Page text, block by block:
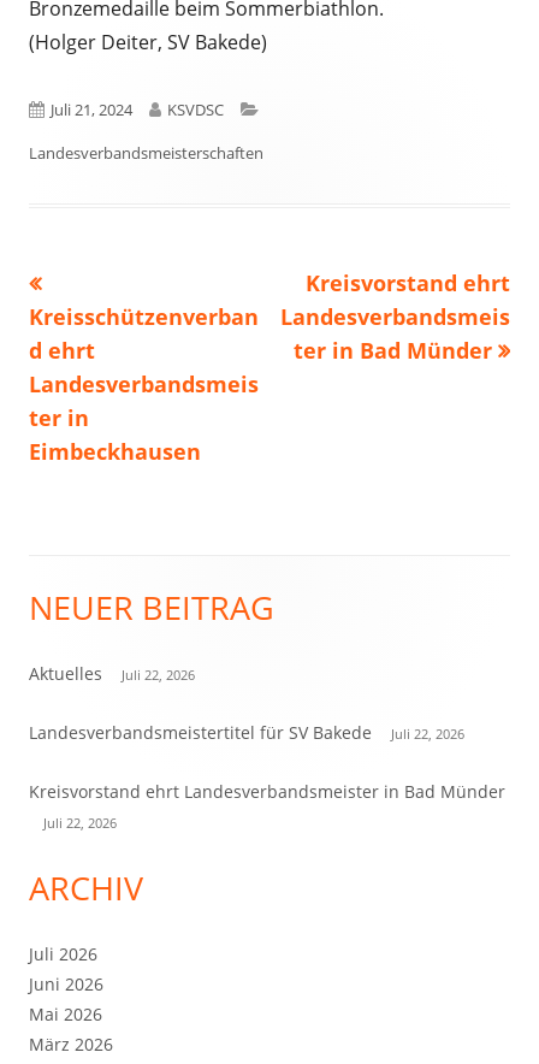
Bronzemedaille beim Sommerbiathlon.
(Holger Deiter, SV Bakede)
Veröffentlicht
am
Juli 21, 2024 Autor
KSVDSC
Landesverbandsmeisterschaften
Beitragsnavigation
Beitrag:
Kreisschützenverban
d ehrt
Landesverbandsmeis
ter in
Eimbeckhausen
Nächster
Beitrag
Kreisvorstand ehrt
Landesverbandsmeis
ter in Bad Münder
Haupt-
Seitenleiste
NEUER BEITRAG
Aktuelles Juli 22, 2026
Landesverbandsmeistertitel für SV Bakede Juli 22, 2026
Kreisvorstand ehrt Landesverbandsmeister in Bad Münder
Juli 22, 2026
ARCHIV
Juli 2026
Juni 2026
Mai 2026
März 2026